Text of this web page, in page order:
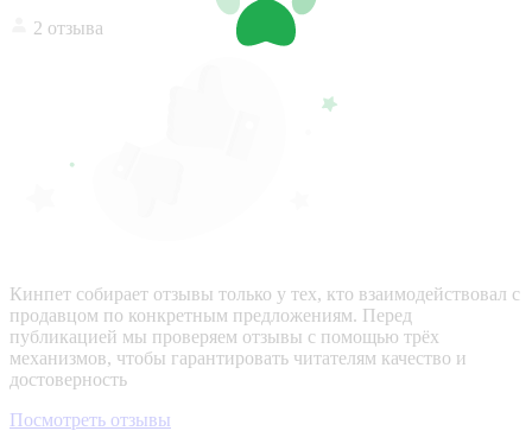
2 отзыва
Кинпет собирает отзывы только у тех, кто взаимодействовал с
продавцом по конкретным предложениям. Перед
публикацией мы проверяем отзывы с помощью трёх
механизмов, чтобы гарантировать читателям качество и
достоверность
Посмотреть отзывы